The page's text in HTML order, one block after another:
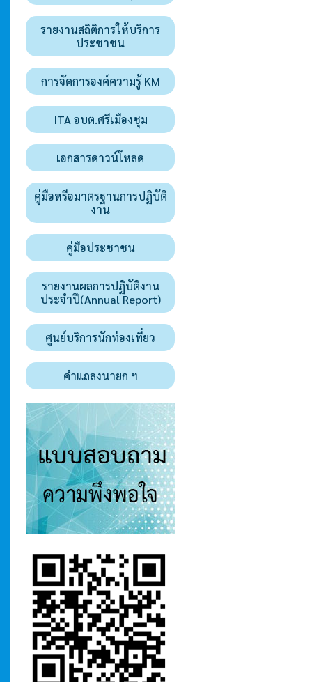
รายงานสถิติการให้บริการ
ประชาชน
การจัดการองค์ความรู้ KM
ITA อบต.ศรีเมืองชุม
เอกสารดาวน์โหลด
คู่มือหรือมาตรฐานการปฏิบัติ
งาน
คู่มือประชาชน
รายงานผลการปฏิบัติงาน
ประจำปี(Annual Report)
ศูนย์บริการนักท่องเที่ยว
คำแถลงนายก ฯ